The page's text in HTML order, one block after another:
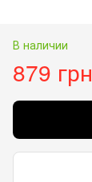
В наличии
879 грн